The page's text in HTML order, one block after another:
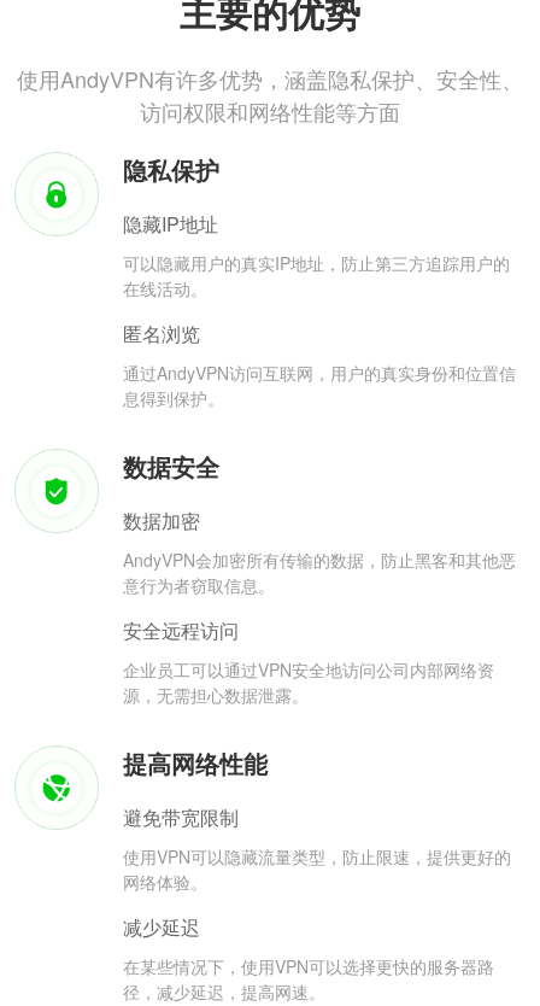
主要的优势
使用AndyVPN有许多优势，涵盖隐私保护、安全性、
访问权限和网络性能等方面
隐私保护
隐藏IP地址
可以隐藏用户的真实IP地址，防止第三方追踪用户的
在线活动。
匿名浏览
通过AndyVPN访问互联网，用户的真实身份和位置信
息得到保护。
数据安全
数据加密
AndyVPN会加密所有传输的数据，防止黑客和其他恶
意行为者窃取信息。
安全远程访问
企业员工可以通过VPN安全地访问公司内部网络资
源，无需担心数据泄露。
提高网络性能
避免带宽限制
使用VPN可以隐藏流量类型，防止限速，提供更好的
网络体验。
减少延迟
在某些情况下，使用VPN可以选择更快的服务器路
径，减少延迟，提高网速。